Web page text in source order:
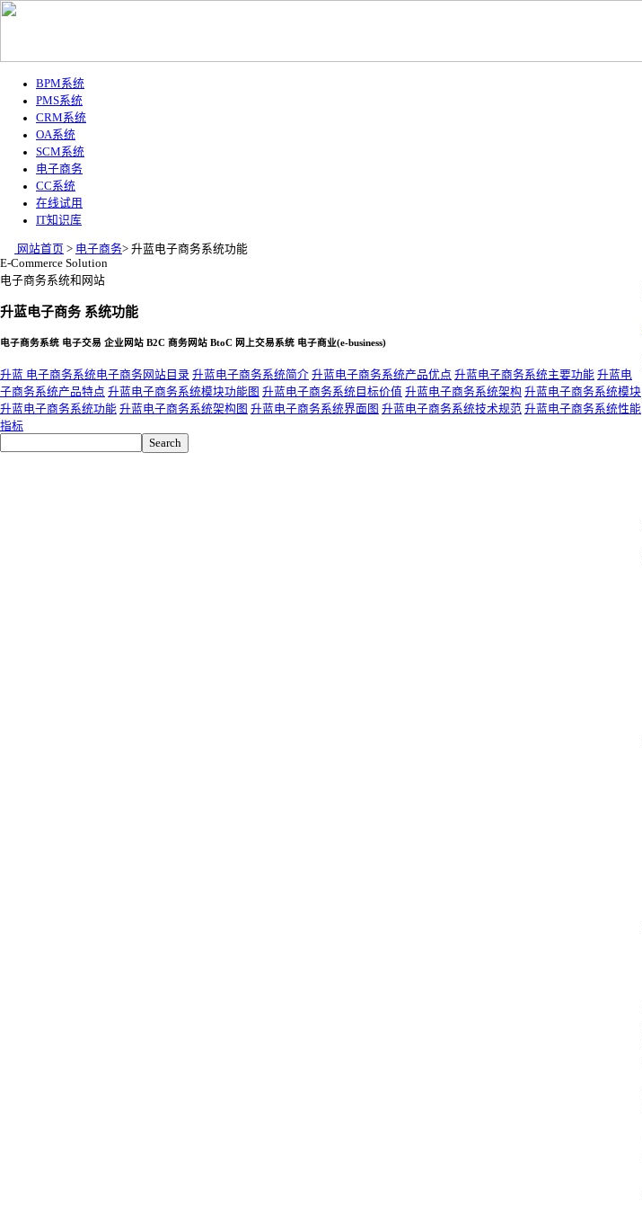
BPM系统
PMS系统
CRM系统
OA系统
SCM系统
电子商务
CC系统
在线试用
IT知识库
网站首页 > 电子商务> 升蓝电子商务系统功能
E-Commerce Solution
电子商务系统和网站
升蓝电子商务 系统功能
电子商务系统 电子交易 企业网站 B2C 商务网站 BtoC 网上交易系统 电子商业(e-business)
升蓝 电子商务系统电子商务网站目录 升蓝电子商务系统简介 升蓝电子商务系统产品优点 升蓝电子商务系统主要功能 升蓝电
子商务系统产品特点 升蓝电子商务系统模块功能图 升蓝电子商务系统目标价值 升蓝电子商务系统架构 升蓝电子商务系统模块
升蓝电子商务系统功能 升蓝电子商务系统架构图 升蓝电子商务系统界面图 升蓝电子商务系统技术规范 升蓝电子商务系统性能
指标